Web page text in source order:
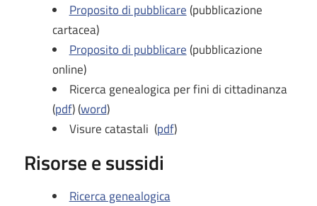
Proposito di pubblicare(pubblicazione
cartacea)
Proposito di pubblicare(pubblicazione
online)
Ricerca genealogica per fini di cittadinanza
(pdf) (word)
Visure catastali (pdf)
Risorse e sussidi
Ricerca genealogica